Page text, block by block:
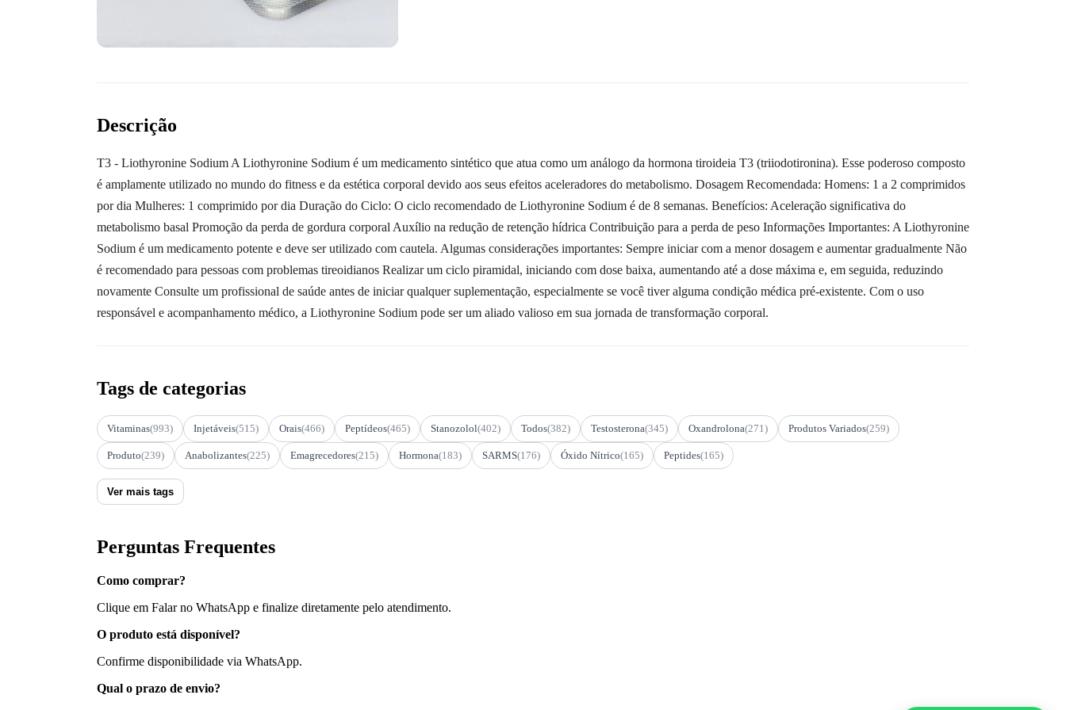
Descrição
T3 - Liothyronine Sodium A Liothyronine Sodium é um medicamento sintético que atua como um análogo da hormona tiroideia T3 (triiodotironina). Esse poderoso composto
é amplamente utilizado no mundo do fitness e da estética corporal devido aos seus efeitos aceleradores do metabolismo. Dosagem Recomendada: Homens: 1 a 2 comprimidos
por dia Mulheres: 1 comprimido por dia Duração do Ciclo: O ciclo recomendado de Liothyronine Sodium é de 8 semanas. Benefícios: Aceleração significativa do
metabolismo basal Promoção da perda de gordura corporal Auxílio na redução de retenção hídrica Contribuição para a perda de peso Informações Importantes: A Liothyronine
Sodium é um medicamento potente e deve ser utilizado com cautela. Algumas considerações importantes: Sempre iniciar com a menor dosagem e aumentar gradualmente Não
é recomendado para pessoas com problemas tireoidianos Realizar um ciclo piramidal, iniciando com dose baixa, aumentando até a dose máxima e, em seguida, reduzindo
novamente Consulte um profissional de saúde antes de iniciar qualquer suplementação, especialmente se você tiver alguma condição médica pré-existente. Com o uso
responsável e acompanhamento médico, a Liothyronine Sodium pode ser um aliado valioso em sua jornada de transformação corporal.
Tags de categorias
Vitaminas(993) Injetáveis(515) Orais(466) Peptídeos(465) Stanozolol(402) Todos(382) Testosterona(345) Oxandrolona(271) Produtos Variados(259)
Produto(239) Anabolizantes(225) Emagrecedores(215) Hormona(183) SARMS(176) Óxido Nítrico(165) Peptides(165)
Ver mais tags
Perguntas Frequentes
Como comprar?
Clique em Falar no WhatsApp e finalize diretamente pelo atendimento.
O produto está disponível?
Confirme disponibilidade via WhatsApp.
Qual o prazo de envio?